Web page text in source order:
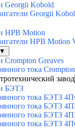
Georgii Kobold
Georgii
HPB Motion
HPB Motion
▼
Crompton Greaves
тока
завод
БЭТЗ
тока БЭТЗ
тока БЭТЗ
тока БЭТЗ
тока БЭТЗ